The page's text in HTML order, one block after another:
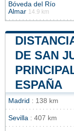
Bóveda del Río
Almar 14.9 km
DE SAN
ESPAÑA
Madrid : 138 km
Sevilla : 407 km